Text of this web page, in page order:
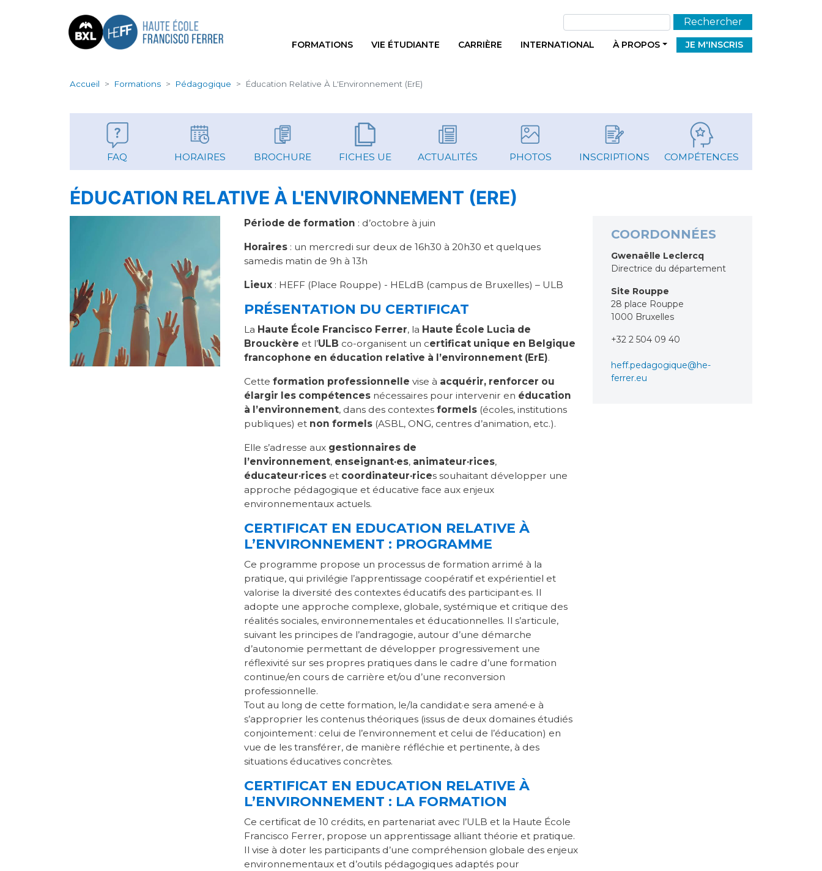
Rechercher
FORMATIONS VIE ÉTUDIANTE CARRIÈRE INTERNATIONAL À PROPOS JE M'INSCRIS
Accueil Formations Pédagogique Éducation Relative À L'Environnement (ErE)
FAQ HORAIRES BROCHURE FICHES UE ACTUALITÉS PHOTOS INSCRIPTIONS COMPÉTENCES
ÉDUCATION RELATIVE À L'ENVIRONNEMENT (ERE)
Période de formation : d’octobre à juin
Horaires : un mercredi sur deux de 16h30 à 20h30 et quelques
samedis matin de 9h à 13h
Lieux : HEFF (Place Rouppe) - HELdB (campus de Bruxelles) – ULB
PRÉSENTATION DU CERTIFICAT
La Haute École Francisco Ferrer, la Haute École Lucia de
Brouckère et l’ULB co-organisent un certificat unique en Belgique
francophone en éducation relative à l’environnement (ErE).
Cette formation professionnelle vise à acquérir, renforcer ou
élargir les compétences nécessaires pour intervenir en éducation
à l’environnement, dans des contextes formels (écoles, institutions
publiques) et non formels (ASBL, ONG, centres d’animation, etc.).
Elle s’adresse aux gestionnaires de
l’environnement, enseignant·es, animateur·rices,
éducateur·rices et coordinateur·rices souhaitant développer une
approche pédagogique et éducative face aux enjeux
environnementaux actuels.
CERTIFICAT EN EDUCATION RELATIVE À
L’ENVIRONNEMENT : PROGRAMME
Ce programme propose un processus de formation arrimé à la
pratique, qui privilégie l’apprentissage coopératif et expérientiel et
valorise la diversité des contextes éducatifs des participant·es. Il
adopte une approche complexe, globale, systémique et critique des
réalités sociales, environnementales et éducationnelles. Il s’articule,
suivant les principes de l’andragogie, autour d’une démarche
d’autonomie permettant de développer progressivement une
réflexivité sur ses propres pratiques dans le cadre d’une formation
continue/en cours de carrière et/ou d’une reconversion
professionnelle.
Tout au long de cette formation, le/la candidat·e sera amené·e à
s’approprier les contenus théoriques (issus de deux domaines étudiés
conjointement : celui de l’environnement et celui de l’éducation) en
vue de les transférer, de manière réfléchie et pertinente, à des
situations éducatives concrètes.
CERTIFICAT EN EDUCATION RELATIVE À
L’ENVIRONNEMENT : LA FORMATION
Ce certificat de 10 crédits, en partenariat avec l’ULB et la Haute École
Francisco Ferrer, propose un apprentissage alliant théorie et pratique.
Il vise à doter les participants d’une compréhension globale des enjeux
environnementaux et d’outils pédagogiques adaptés pour
COORDONNÉES
Gwenaëlle Leclercq
Directrice du département
Site Rouppe
28 place Rouppe
1000 Bruxelles
+32 2 504 09 40
heff.pedagogique@he-
ferrer.eu